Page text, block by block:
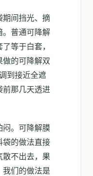
期间挡光、摘
。普通可降解
等于白套，
做的可降解双
到接近全遮
前那几天透进
闷。可降解膜
袋的做法直接
不出去，果
们的做法是